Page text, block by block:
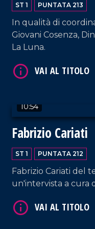
ST 1 PUNTATA 213
In qualità di
Giovani Cosenza,
La Luna.
10:54
Fabrizio Cariati
ST 1 PUNTATA 212
Fabrizio Cariati del
un'intervista a cura
VAI AL TITOLO